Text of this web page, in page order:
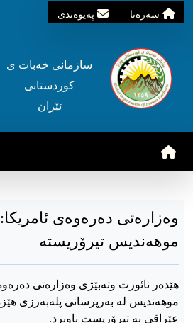
سه‌ره‌تا په‌یوه‌ندی
سازمانی خه‌بات ی
کوردستانی
ئێران
وەزارەتی دەرەوەی
موهەندیس تیرۆریستە
هێدەر نائورت وتەبێژی وەزارەتی
موهەندیس لە بەرپرسانی پلەبەرزی
عێراقی بە تیرۆریست ناوبرد.